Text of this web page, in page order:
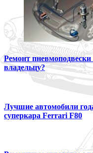
Ремонт
владельцу?
Лучшие автомобили
суперкара Ferrari F80